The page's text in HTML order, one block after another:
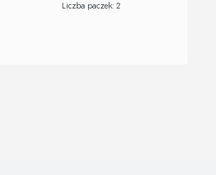
Liczba paczek: 2